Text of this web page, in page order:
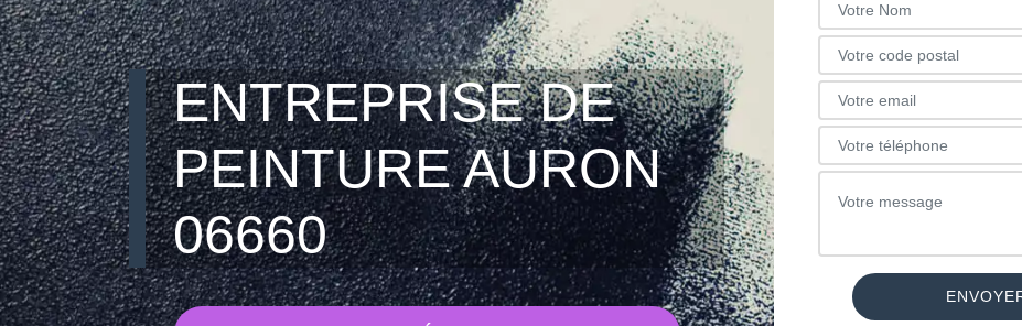
ENTREPRISE DE
PEINTURE AURON
06660